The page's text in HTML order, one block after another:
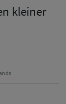
kleiner